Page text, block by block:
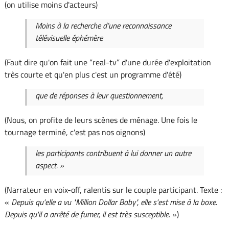
(on utilise moins d'acteurs)
Moins à la recherche d’une reconnaissance
télévisuelle éphémère
(Faut dire qu'on fait une “real-tv” d'une durée d'exploitation
très courte et qu'en plus c'est un programme d'été)
que de réponses à leur questionnement,
(Nous, on profite de leurs scènes de ménage. Une fois le
tournage terminé, c'est pas nos oignons)
les participants contribuent à lui donner un autre
aspect. »
(Narrateur en voix-off, ralentis sur le couple participant. Texte :
« Depuis qu'elle a vu "Million Dollar Baby", elle s'est mise à la boxe.
Depuis qu'il a arrêté de fumer, il est très susceptible.»)